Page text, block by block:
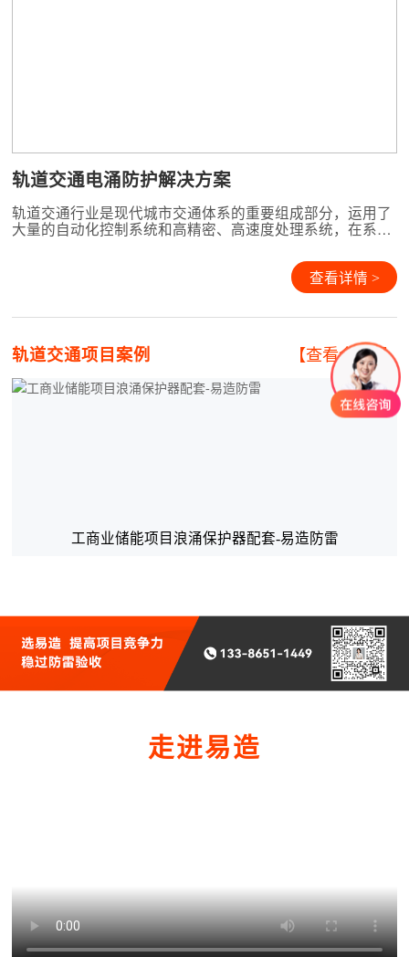
轨道交通电涌防护解决方案
轨道交通行业是现代城市交通体系的重要组成部分，运用了
大量的自动化控制系统和高精密、高速度处理系统，在系统
与工作电压越来越低，同时系统的抗干扰能力大幅度下降，
系统的安全性变得越来越脆弱。系统中各站点与控制中心之
间相互连接的各类网络、通讯系统的大量应用，使得雷电电
查看详情 >
轨道交通项目案例 【查看全部+】
工商业储能项目浪涌保护器配套-易造防雷
的关键载体，它不仅是数据存储中心，而且是数据流通中
心，信息化的核心场所，其复杂性和重要性不言而喻。机房
设备具有多样性和敏感性，瞬态过电压是导致电子系统故障
的根源之一，它们会在建筑物内扩散，并损坏敏感设备，如
查看详情 >
机所在位置的高度及开阔的地形，导致了风机的雷击次数远
高于当地平均地闪密度下的雷击次数。风力发电机组内部集
成了大量的敏感电子电气元件，如果遭受雷击(特别是叶片和
发电机贵重部件遭受雷击)，除了损失修复期间的电费收入
查看详情 >
电池以及相应的总线控制系统等构成。由于耦合面、系统构
造和室外特殊安装环境的原因，光伏系统面临着遭受雷击和
电涌电压的风险：1. 由于光伏阵列安装位置的暴露特性，雷
电直击风险较高；2. 浪涌过电压风险，会导致从组件到逆变
查看详情 >
可用性、雷击故障的可能性和后果，定义其防护等级为A
类，常用的起重机设备为钢材质，极易遭受直击雷导致设备
损坏。港口高压架空线路上遭受的直击雷会沿着供电线路，
通过变电所、箱变等供配电设施引入到岸桥，供电电源经港
查看详情 >
走进易造